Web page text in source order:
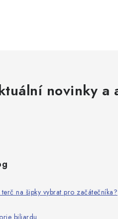
novinky a
terč na šipky vybrat pro začátečníka?
biliardu